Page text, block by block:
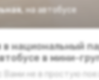
, на автобусе
в национальный
в мини-
Вами не в простую